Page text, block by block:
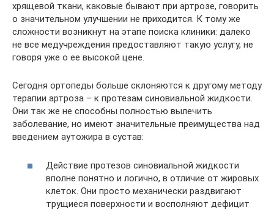
хрящевой ткани, каковые бывают при артрозе, говорить
о значительном улучшении не приходится. К тому же
сложности возникнут на этапе поиска клиники: далеко
не все медучреждения предоставляют такую услугу, не
говоря уже о ее высокой цене.
Сегодня ортопеды больше склоняются к другому методу
терапии артроза – к протезам синовиальной жидкости.
Они так же не способны полностью вылечить
заболевание, но имеют значительные преимущества над
введением аутожира в сустав:
Действие протезов синовиальной жидкости
вполне понятно и логично, в отличие от жировых
клеток. Они просто механически раздвигают
трущиеся поверхности и восполняют дефицит